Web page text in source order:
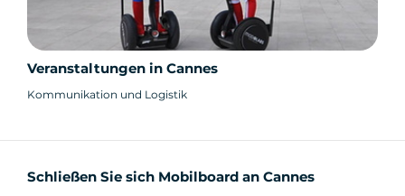
Veranstaltungen in Cannes
Kommunikation und Logistik
Schließen Sie sich Mobilboard an Cannes